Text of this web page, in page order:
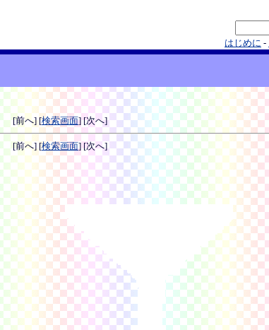
はじめに -
[前へ] [検索画面] [次へ]
[前へ] [検索画面] [次へ]